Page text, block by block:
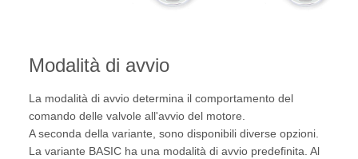
Modalità di avvio
La modalità di avvio determina il comportamento del
comando delle valvole all'avvio del motore.
A seconda della variante, sono disponibili diverse opzioni.
La variante BASIC ha una modalità di avvio predefinita. Al